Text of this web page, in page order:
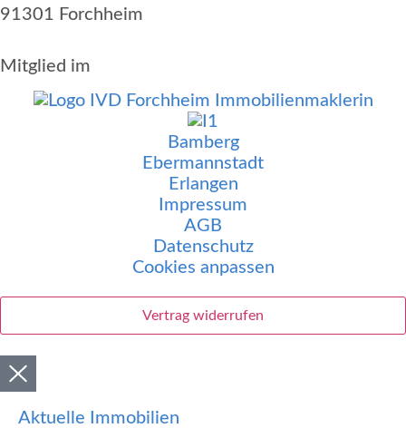
91301 Forchheim
Mitglied im
Bamberg
Ebermannstadt
Erlangen
Impressum
AGB
Datenschutz
Cookies anpassen
Vertrag widerrufen
Aktuelle Immobilien